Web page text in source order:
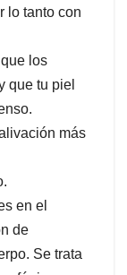
lo tanto con
los
que tu piel
más
en el
de
Se trata